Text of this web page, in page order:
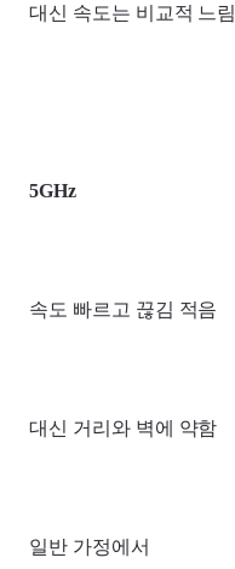
대신 속도는 비교적 느림
5GHz
속도 빠르고 끊김 적음
대신 거리와 벽에 약함
일반 가정에서